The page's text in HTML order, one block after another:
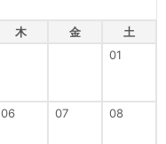
木 金
土
01
06 07 08